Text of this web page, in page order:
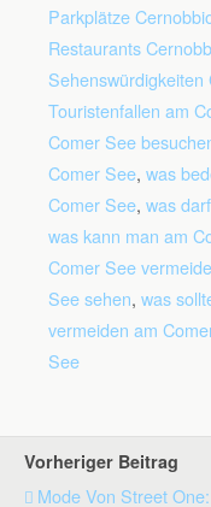
Parkplätze
Restaurants
Sehenswürdigkeiten
Touristenfallen am
Comer See
Comer See, was
Comer See, was
was kann man am
Comer See
See sehen, was
vermeiden am
See
Vorheriger Beitrag
Mode Von Street